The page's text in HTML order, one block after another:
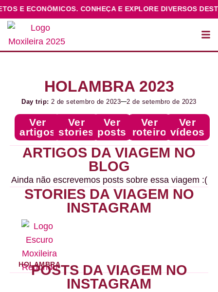
E ECONÔMICOS. CONHEÇA E EXPLORE DIVERSOS
HOLAMBRA 2023
Day trip: 2 de setembro de 2023 2 de setembro de 2023
Ver
artigos
Ver
stories
Ver
posts
Ver
roteiro
Ver
vídeos
ARTIGOS DA VIAGEM NO
BLOG
Ainda não escrevemos posts sobre essa viagem :(
STORIES DA VIAGEM NO
INSTAGRAM
HOLAMBRA
POSTS DA VIAGEM NO
INSTAGRAM